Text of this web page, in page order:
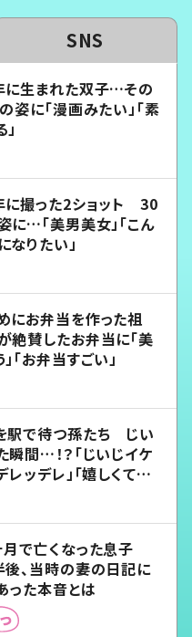
SNS
に生まれた双子…その
姿に「漫画みたい」「素
に撮った2ショット 30
に…「美男美女」「こん
なりたい」
にお弁当を作った祖
賛したお弁当に「美
「お弁当すごい」
駅で待つ孫たち じい
瞬間…！？「じいじイケ
レッデレ」「嬉しくて可
で亡くなった息子
、当時の妻の日記に
った本音とは